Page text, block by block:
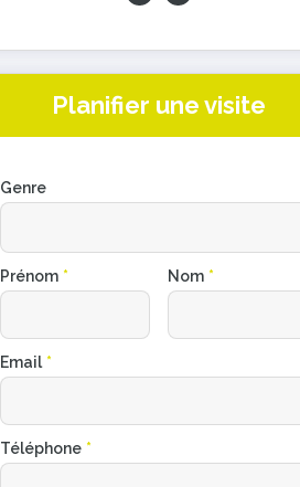
Planifier une visite
Genre
Prénom * Nom *
Email *
Téléphone *